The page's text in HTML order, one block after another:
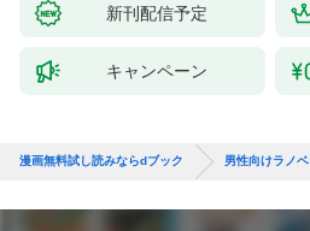
新刊配信予定
キャンペーン
漫画無料試し読みならdブック 男性向けラノベ